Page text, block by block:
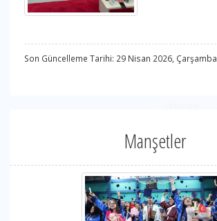
Son Güncelleme Tarihi: 29 Nisan 2026, Çarşamba
Manşetler